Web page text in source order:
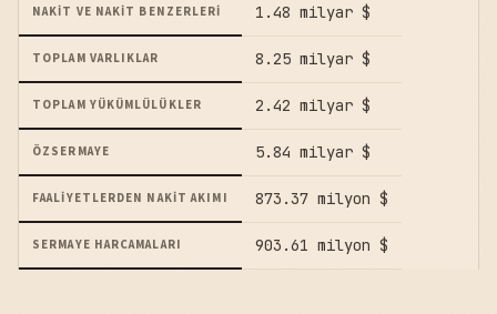
NAKIT VE NAKIT BENZERLERI 1.48 milyar $
TOPLAM VARLIKLAR 8.25 milyar $
TOPLAM YÜKÜMLÜLÜKLER 2.42 milyar $
ÖZSERMAYE 5.84 milyar $
FAALIYETLERDEN NAKIT AKIMI 873.37 milyon $
SERMAYE HARCAMALARI 903.61 milyon $